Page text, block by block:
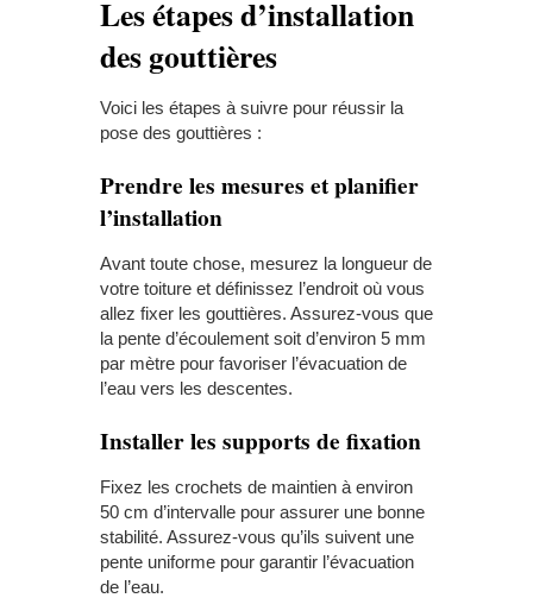
Les étapes d’installation
des gouttières
Voici les étapes à suivre pour réussir la
pose des gouttières :
Prendre les mesures et planifier
l’installation
Avant toute chose, mesurez la longueur de
votre toiture et définissez l’endroit où vous
allez fixer les gouttières. Assurez-vous que
la pente d’écoulement soit d’environ 5 mm
par mètre pour favoriser l’évacuation de
l’eau vers les descentes.
Installer les supports de fixation
Fixez les crochets de maintien à environ
50 cm d’intervalle pour assurer une bonne
stabilité. Assurez-vous qu’ils suivent une
pente uniforme pour garantir l’évacuation
de l’eau.